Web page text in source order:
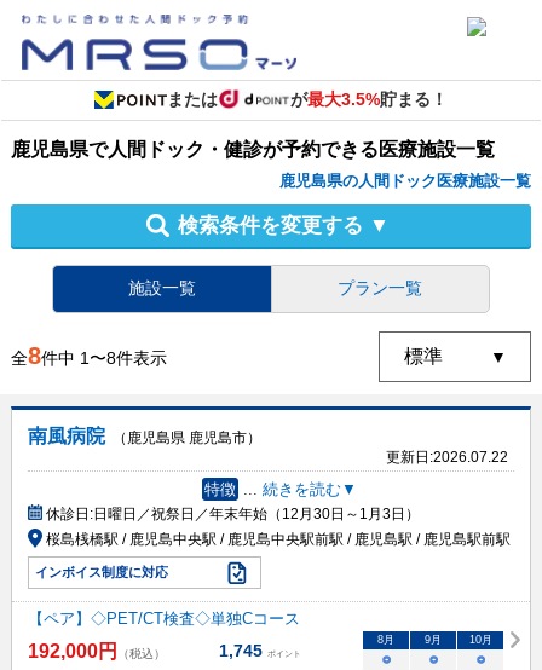
または が最大3.5%貯まる！
鹿児島県で人間ドック・健診が予約できる医療施設一覧
鹿児島県の人間ドック医療施設一覧
検索条件を変更する ▼
施設一覧 プラン一覧
全8件中 1〜8件表示
南風病院
（鹿児島県 鹿児島市）
更新日:2026.07.22
特徴 ... 続きを読む▼
休診日:日曜日／祝祭日／年末年始（12月30日～1月3日）
桜島桟橋駅 / 鹿児島中央駅 / 鹿児島中央駅前駅 / 鹿児島駅 / 鹿児島駅前駅
インボイス制度に対応
【ペア】◇PET/CT検査◇単独Cコース
192,000円 （税込） 1,745 ポイント
8月 9月 10月
○ ○ ○